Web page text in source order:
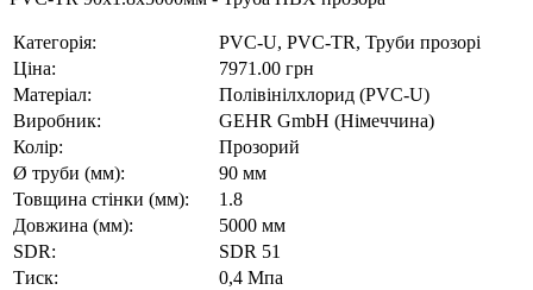
Категорія:
PVC-U, PVC-TR, Труби прозорі
Ціна:
7971.00 грн
Матеріал:
Полівінілхлорид (PVC-U)
Виробник:
GEHR GmbH (Німеччина)
Колір:
Прозорий
Ø труби (мм):
90 мм
Товщина стінки (мм):
1.8
Довжина (мм):
5000 мм
SDR:
SDR 51
Тиск:
0,4 Мпа